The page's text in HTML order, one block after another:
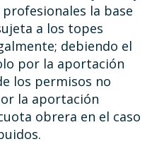
la base
a los topes
debiendo el
por la aportación
los permisos no
la aportación
obrera en el caso